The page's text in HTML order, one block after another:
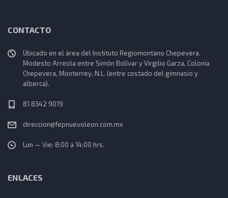
CONTACTO
Ubicado en el área del Instituto Regiomontano Chepevera.
Modesto Arreola entre Simón Bolívar y Virgilio Garza, Colonia
Chepevera, Monterrey, N.L. (entre costado del gimnasio y
alberca).
81 8342 9019
direccion@fepnuevoleon.com.mx
Lun — Vie: 8:00 a 14:00 hrs.
ENLACES